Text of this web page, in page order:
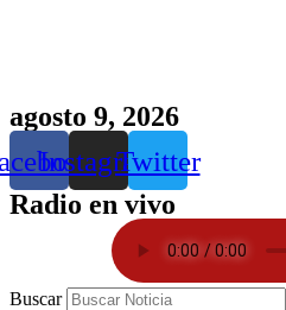
agosto 9, 2026
InstagramTwitter
Radio en vivo
Buscar